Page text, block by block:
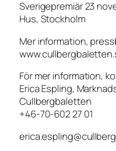
Sverigepremiär 23
Hus, Stockholm
Mer information,
För mer information,
Erica Espling,
Cullbergbaletten
+46-70-602 27 01